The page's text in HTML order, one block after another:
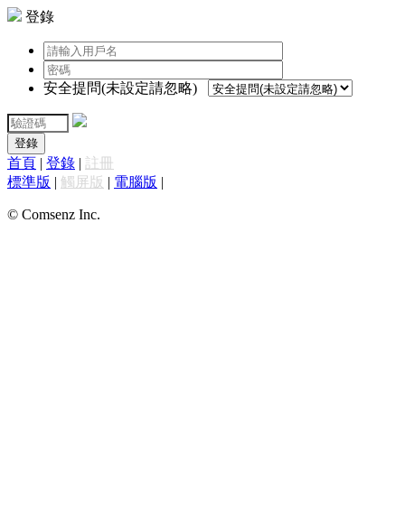
登錄
安全提問(未設定請忽略)
登錄
首頁 | 登錄 | 註冊
標準版 | 觸屏版 | 電腦版 |
© Comsenz Inc.